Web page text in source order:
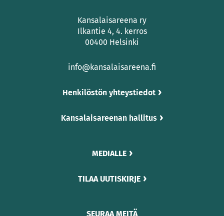
Kansalaisareena ry
Ilkantie 4, 4. kerros
00400 Helsinki
info@kansalaisareena.fi
Henkilöstön yhteystiedot
Kansalaisareenan hallitus
MEDIALLE
TILAA UUTISKIRJE
SEURAA MEITÄ